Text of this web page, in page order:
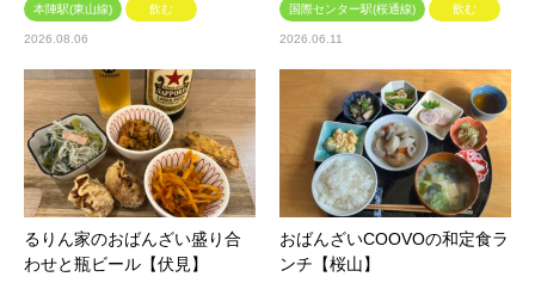
本陣駅(東山線) 飲む
2026.08.06
国際センター駅(桜通線) 飲む
2026.06.11
るりん家のおばんざい盛り合
わせと瓶ビール【伏見】
おばんざいCOOVOの和定食ラ
ンチ【桜山】